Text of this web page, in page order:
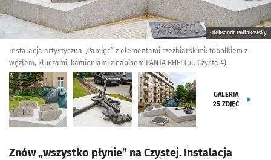
Oleksandr Poliakovsky
Instalacja artystyczna „Pamięć” z elementami rzeźbiarskimi: tobołkiem z
węzłem, kluczami, kamieniami z napisem PANTA RHEI (ul. Czysta 4)
GALERIA
25 ZDJĘĆ
Znów „wszystko płynie” na Czystej. Instalacja